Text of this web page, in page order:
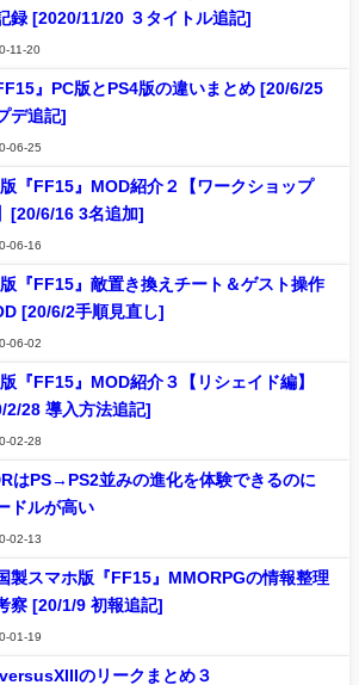
録 [2020/11/20 ３タイトル追記]
11-20
』PC版とPS4版の違いまとめ [20/6/25
デ追記]
06-25
版『FF15』MOD紹介２【ワークショップ
[20/6/16 3名追加]
06-16
版『FF15』敵置き換えチート＆ゲスト操作
[20/6/2手順見直し]
06-02
版『FF15』MOD紹介３【リシェイド編】
2/28 導入方法追記]
02-28
はPS→PS2並みの進化を体験できるのに
ドルが高い
02-13
製スマホ版『FF15』MMORPGの情報整理
察 [20/1/9 初報追記]
01-19
のリークまとめ３